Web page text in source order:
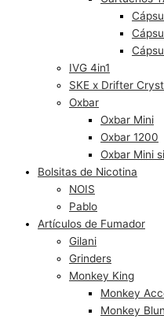
IVG 4in1
SKE x Drifter
Oxbar
Oxbar Mini
Oxbar 1200
Oxbar Mini
Bolsitas de Nicotina
NOIS
Pablo
Artículos de Fumador
Gilani
Grinders
Monkey King
Monkey
Monkey